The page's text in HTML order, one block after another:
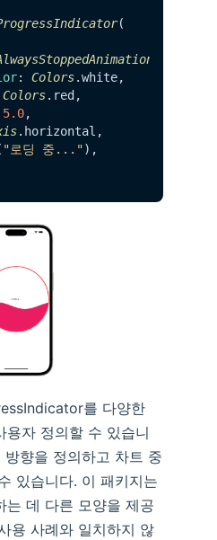
(
: Colors.white,
Colors. red ,
5.0,
. horizontal ,
"로딩 중..."),
를 다양한
용자 정의할 수 있습니
향을 정의하고 차트 중
있습니다. 이 패키지는
는 데 다른 모양을 제공
용 사례와 일치하지 않